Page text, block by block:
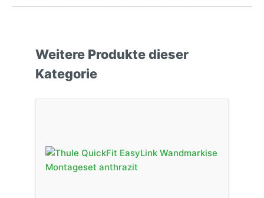
Weitere Produkte dieser
Kategorie